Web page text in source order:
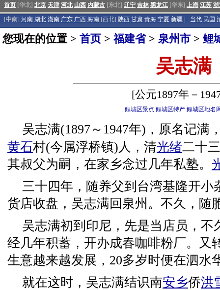
首页 [华北] 北京 天津 河北 山西 内蒙古 [东北] 辽宁 吉林 黑龙江 [华东] 上海 江苏
[中南] 河南 湖北 湖南 广东 广西 海南 [西北] 陕西 甘肃 青海 宁夏 新疆 当代 民国
您现在的位置 > 首页 >福建省> 泉州市 > 鲤
吴志满
[公元1897年－
鲤城区景点 鲤城区特产 鲤城区地名
吴志满(1897～1947年)，原名记满
黄石村(今属浮桥镇)人，清光绪二十
其叔父为嗣，在家乡念过几年私塾。
三十四年，随养父到台湾基隆开小
货店收盘，吴志满回泉州。不久，随
吴志满初到印尼，先是当店员，不
经几年积蓄，开办成春咖啡粉厂。又
生意越来越发展，20多岁时便在泗水
就在这时，吴志满结识南安乡侨洪